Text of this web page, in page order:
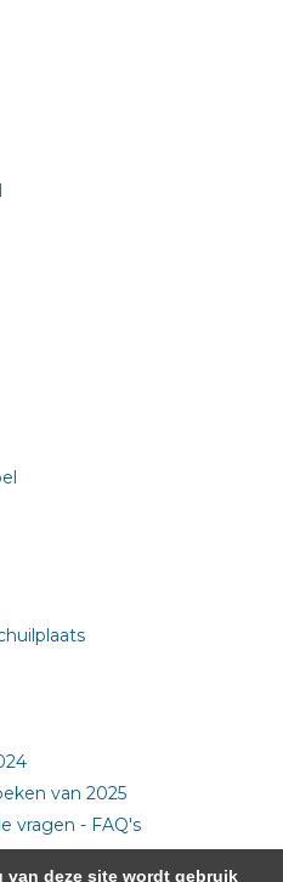
van 2025
vragen - FAQ's
van deze site wordt gebruik